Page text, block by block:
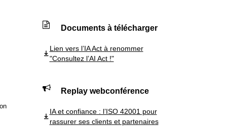
Documents à télécharger
Lien vers l’IA Act à renommer
"Consultez l’AI Act !"
Replay webconférence
IA et confiance : l’ISO 42001 pour
rassurer ses clients et partenaires